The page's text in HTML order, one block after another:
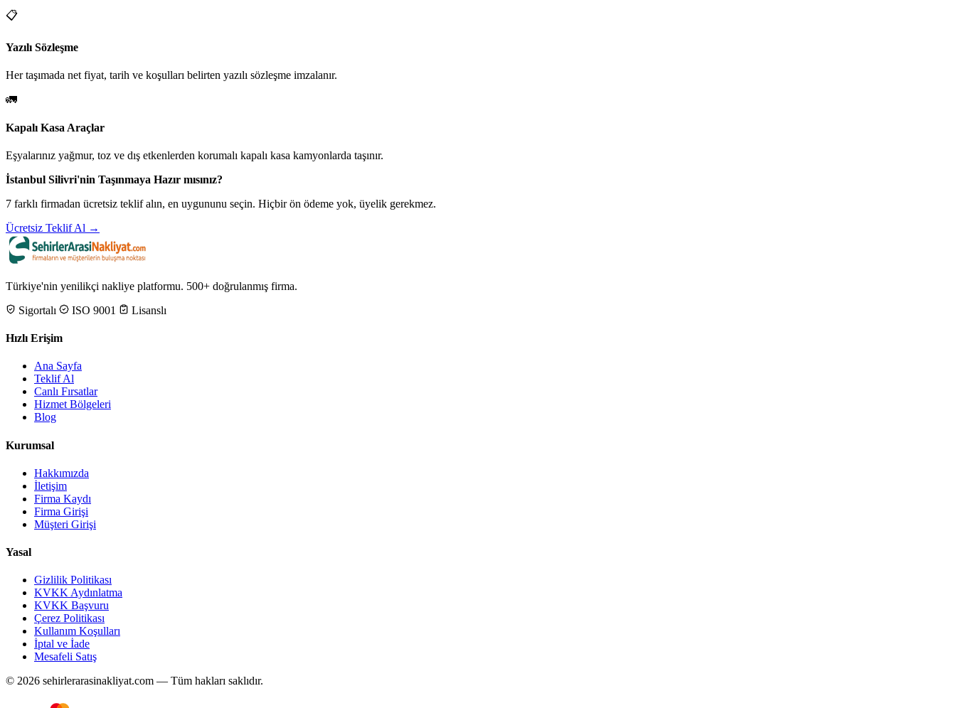
📋
Yazılı Sözleşme
Her taşımada net fiyat, tarih ve koşulları belirten yazılı sözleşme imzalanır.
🚛
Kapalı Kasa Araçlar
Eşyalarınız yağmur, toz ve dış etkenlerden korumalı kapalı kasa kamyonlarda taşınır.
İstanbul Silivri'nin Taşınmaya Hazır mısınız?
7 farklı firmadan ücretsiz teklif alın, en uygununu seçin. Hiçbir ön ödeme yok, üyelik gerekmez.
Ücretsiz Teklif Al →
Türkiye'nin yenilikçi nakliye platformu. 500+ doğrulanmış firma.
Sigortalı
ISO 9001 Lisanslı
Hızlı Erişim
Ana Sayfa
Teklif Al
Canlı Fırsatlar
Hizmet Bölgeleri
Blog
Kurumsal
Hakkımızda
İletişim
Firma Kaydı
Firma Girişi
Müşteri Girişi
Yasal
Gizlilik Politikası
KVKK Aydınlatma
KVKK Başvuru
Çerez Politikası
Kullanım Koşulları
İptal ve İade
Mesafeli Satış
© 2026 sehirlerarasinakliyat.com — Tüm hakları saklıdır.